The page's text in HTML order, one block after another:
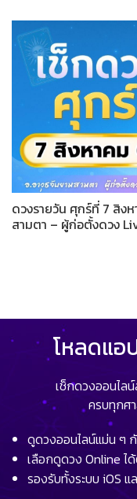
ดวงรายวัน ศุกร์ที่ 7 สิง
สามตา – ผู้ก่อตั้งดวง
โหลดแอ
เช็กดวงออนไล
ครบทุกศ
ดูดวงออนไลน์แม่น ๆ
เลือกดูดวง Online ไ
รองรับทั้งระบบ iOS